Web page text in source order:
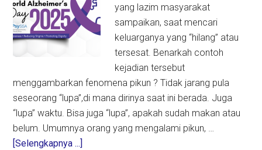
yang lazim masyarakat
sampaikan, saat mencari
keluarganya yang “hilang” atau
tersesat. Benarkah contoh
kejadian tersebut
menggambarkan fenomena pikun ? Tidak jarang pula
seseorang “lupa”,di mana dirinya saat ini berada. Juga
“lupa” waktu. Bisa juga “lupa”, apakah sudah makan atau
belum. Umumnya orang yang mengalami pikun, …
[Selengkapnya ...]